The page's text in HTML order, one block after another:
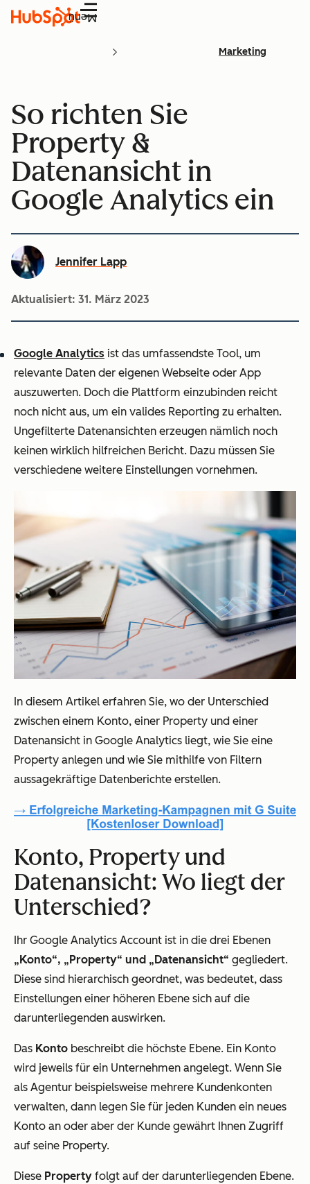
Menü
Marketing
So richten Sie
Property &
Datenansicht in
Google Analytics ein
Jennifer Lapp
Aktualisiert: 31. März 2023
Google Analytics ist das umfassendste Tool, um
relevante Daten der eigenen Webseite oder App
auszuwerten. Doch die Plattform einzubinden reicht
noch nicht aus, um ein valides Reporting zu erhalten.
Ungefilterte Datenansichten erzeugen nämlich noch
keinen wirklich hilfreichen Bericht. Dazu müssen Sie
verschiedene weitere Einstellungen vornehmen.
In diesem Artikel erfahren Sie, wo der Unterschied
zwischen einem Konto, einer Property und einer
Datenansicht in Google Analytics liegt, wie Sie eine
Property anlegen und wie Sie mithilfe von Filtern
aussagekräftige Datenberichte erstellen.
Konto, Property und
Datenansicht: Wo liegt der
Unterschied?
Ihr Google Analytics Account ist in die drei Ebenen
„Konto“, „Property“ und „Datenansicht“ gegliedert.
Diese sind hierarchisch geordnet, was bedeutet, dass
Einstellungen einer höheren Ebene sich auf die
darunterliegenden auswirken.
Das Konto beschreibt die höchste Ebene. Ein Konto
wird jeweils für ein Unternehmen angelegt. Wenn Sie
als Agentur beispielsweise mehrere Kundenkonten
verwalten, dann legen Sie für jeden Kunden ein neues
Konto an oder aber der Kunde gewährt Ihnen Zugriff
auf seine Property.
Diese Property folgt auf der darunterliegenden Ebene.